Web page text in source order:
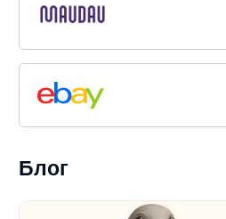
Блог